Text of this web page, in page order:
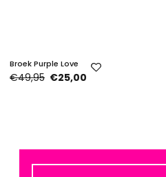
Broek Purple Love
€49,95 €25,00